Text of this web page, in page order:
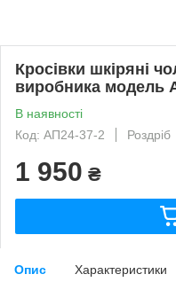
Кросівки шкіряні
виробника модель
В наявності
Код: АП24-37-2
Роздріб
1 950 ₴
Опис Характеристики